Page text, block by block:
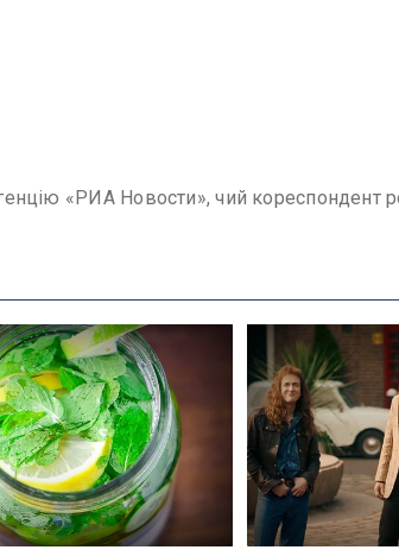
«РИА Новости», чий кореспондент